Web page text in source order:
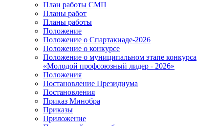
План работы СМП
Планы работ
Планы работы
Положение
Положение о Спартакиаде-2026
Положение о конкурсе
Положение о муниципальном этапе конкурса
«Молодой профсоюзный лидер - 2026»
Положения
Постановление Президиума
Постановления
Приказ Минобра
Приказы
Приложение